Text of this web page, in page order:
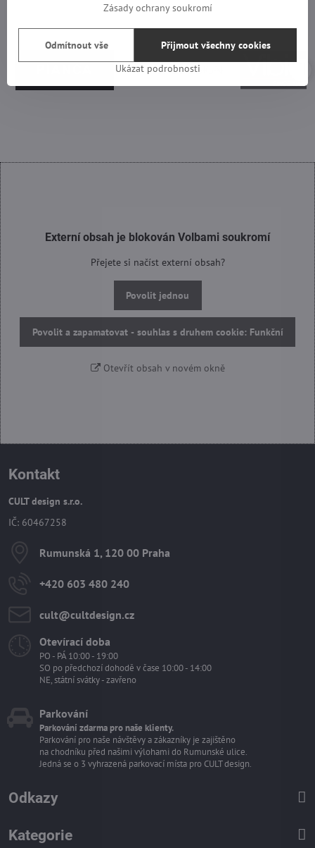
Externí obsah je blokován Volbami soukromí
Přejete si načíst externí obsah?
Povolit jednou
Povolit a zapamatovat - souhlas s druhem cookie: Funkční
Otevřít obsah v novém okně
Kontakt
CULT design s.r.o.
IČ: 60467258
Rumunská 1, 120 00 Praha
+420 603 480 240
cult​@cultdesign​.cz
Otevírací doba
PO - PÁ 10:00 - 19:00
SO po předchozí dohodě v čase 10:00 - 14:00
NE, státní svátky - zavřeno
Parkování
Parkování zdarma pro naše klienty.
Parkování pro naše návštěvy a zákazníky je zajištěno
na chodníku před našimi výlohami do Rumunské ulice.
Jedná se o 3 vyhrazená parkovací místa pro CULT design.
Odkazy
Kategorie
Zásady ochrany soukromí
Ukázat podrobnosti
Přijmout všechny cookies
Odmítnout vše